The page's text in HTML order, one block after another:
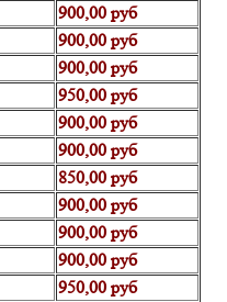
900,00 руб
900,00 руб
900,00 руб
950,00 руб
900,00 руб
900,00 руб
850,00 руб
900,00 руб
900,00 руб
900,00 руб
950,00 руб